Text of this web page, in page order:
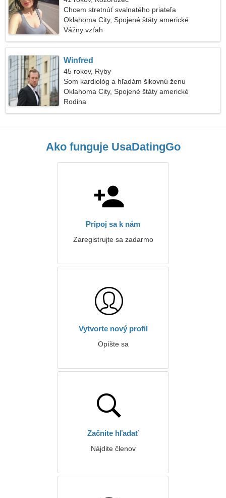
Chcem stretnúť svalnatého priateľa
Oklahoma City, Spojené štáty americké
Vážny vzťah
Winfred
45 rokov, Ryby
Som kardiológ a hľadám šikovnú ženu
Oklahoma City, Spojené štáty americké
Rodina
Ako funguje UsaDatingGo
Pripoj sa k nám
Zaregistrujte sa zadarmo
Vytvorte nový profil
Opíšte sa
Začnite hľadať
Nájdite členov